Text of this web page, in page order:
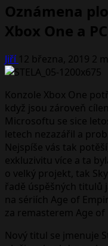
Oznámena
Xbox One a PC
Jiří 12 března, 2019 2
Konzole Xbox One
když jsou zároveň
Microsoftu se sice
letech nezazářil a
Nejspíše vás tak
exkluzivitu více a ta
o velký projekt, tak
řadě úspěšných titulů
na sériích Age of
za remasterem Age
Nový titul se jmenuje